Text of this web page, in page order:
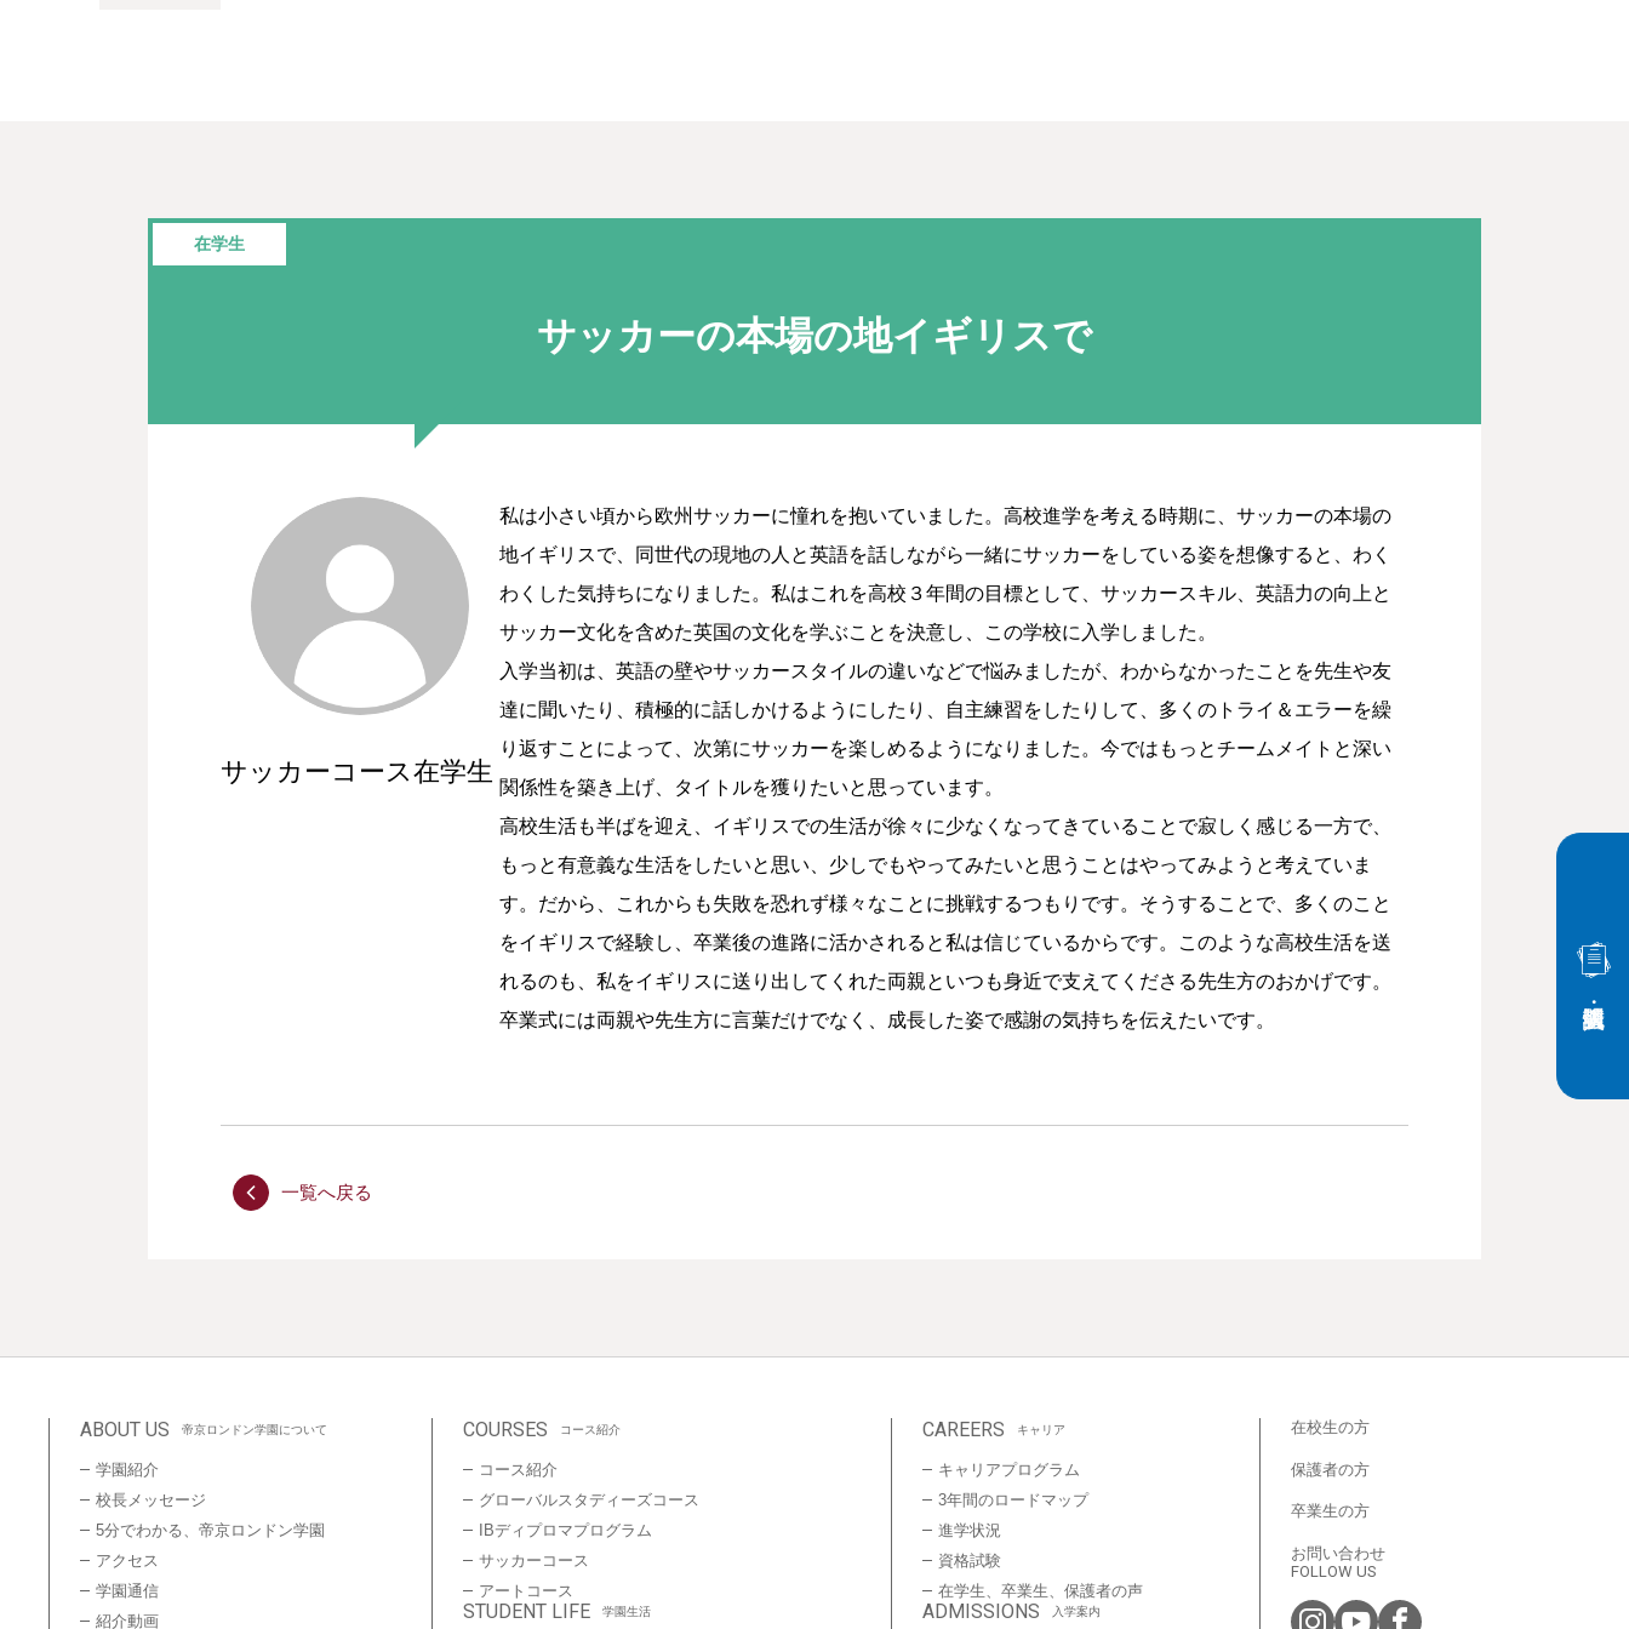
在学生
サッカーの本場の地イギリスで
サッカーコース在学生
私は小さい頃から欧州サッカーに憧れを抱いていました。高校進学を考える時期に、サッカーの本場の
地イギリスで、同世代の現地の人と英語を話しながら一緒にサッカーをしている姿を想像すると、わく
わくした気持ちになりました。私はこれを高校３年間の目標として、サッカースキル、英語力の向上と
サッカー文化を含めた英国の文化を学ぶことを決意し、この学校に入学しました。
入学当初は、英語の壁やサッカースタイルの違いなどで悩みましたが、わからなかったことを先生や友
達に聞いたり、積極的に話しかけるようにしたり、自主練習をしたりして、多くのトライ＆エラーを繰
り返すことによって、次第にサッカーを楽しめるようになりました。今ではもっとチームメイトと深い
関係性を築き上げ、タイトルを獲りたいと思っています。
高校生活も半ばを迎え、イギリスでの生活が徐々に少なくなってきていることで寂しく感じる一方で、
もっと有意義な生活をしたいと思い、少しでもやってみたいと思うことはやってみようと考えていま
す。だから、これからも失敗を恐れず様々なことに挑戦するつもりです。そうすることで、多くのこと
をイギリスで経験し、卒業後の進路に活かされると私は信じているからです。このような高校生活を送
れるのも、私をイギリスに送り出してくれた両親といつも身近で支えてくださる先生方のおかげです。
卒業式には両親や先生方に言葉だけでなく、成長した姿で感謝の気持ちを伝えたいです。
一覧へ戻る
ABOUT US 帝京ロンドン学園について
学園紹介
校長メッセージ
5分でわかる、帝京ロンドン学園
アクセス
学園通信
紹介動画
COURSES コース紹介
コース紹介
グローバルスタディーズコース
IBディプロマプログラム
サッカーコース
アートコース
STUDENT LIFE 学園生活
CAREERS キャリア
キャリアプログラム
3年間のロードマップ
進学状況
資格試験
在学生、卒業生、保護者の声
ADMISSIONS 入学案内
在校生の方
保護者の方
卒業生の方
お問い合わせ
FOLLOW US